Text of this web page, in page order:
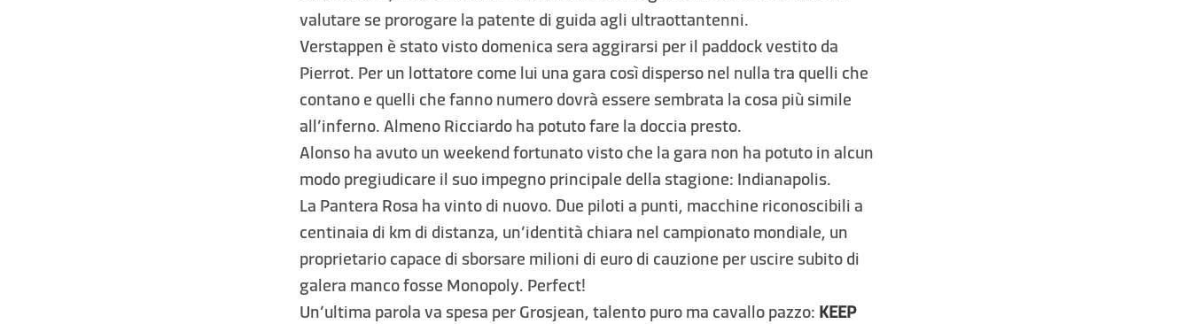
valutare se prorogare la patente di guida agli ultraottantenni.
Verstappen è stato visto domenica sera aggirarsi per il paddock vestito da
Pierrot. Per un lottatore come lui una gara così disperso nel nulla tra quelli che
contano e quelli che fanno numero dovrà essere sembrata la cosa più simile
all’inferno. Almeno Ricciardo ha potuto fare la doccia presto.
Alonso ha avuto un weekend fortunato visto che la gara non ha potuto in alcun
modo pregiudicare il suo impegno principale della stagione: Indianapolis.
La Pantera Rosa ha vinto di nuovo. Due piloti a punti, macchine riconoscibili a
centinaia di km di distanza, un’identità chiara nel campionato mondiale, un
proprietario capace di sborsare milioni di euro di cauzione per uscire subito di
galera manco fosse Monopoly. Perfect!
Un’ultima parola va spesa per Grosjean, talento puro ma cavallo pazzo: KEEP